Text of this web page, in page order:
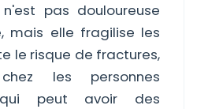
n'est pas douloureuse
mais elle fragilise les
le risque de fractures,
les personnes
peut avoir des